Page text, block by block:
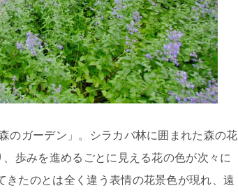
のガーデン」。シラカバ林に囲まれた森の花
歩みを進めるごとに見える花の色が次々に
たのとは全く違う表情の花景色が現れ、遠